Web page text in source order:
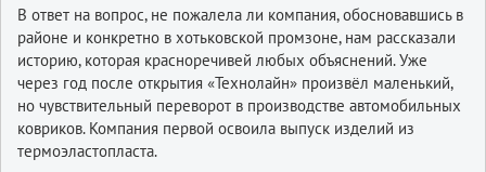
В ответ на вопрос, не пожалела ли компания, обосновавшись в
районе и конкретно в хотьковской промзоне, нам рассказали
историю, которая красноречивей любых объяснений. Уже
через год после открытия «Технолайн» произвёл маленький,
но чувствительный переворот в производстве автомобильных
ковриков. Компания первой освоила выпуск изделий из
термоэластопласта.